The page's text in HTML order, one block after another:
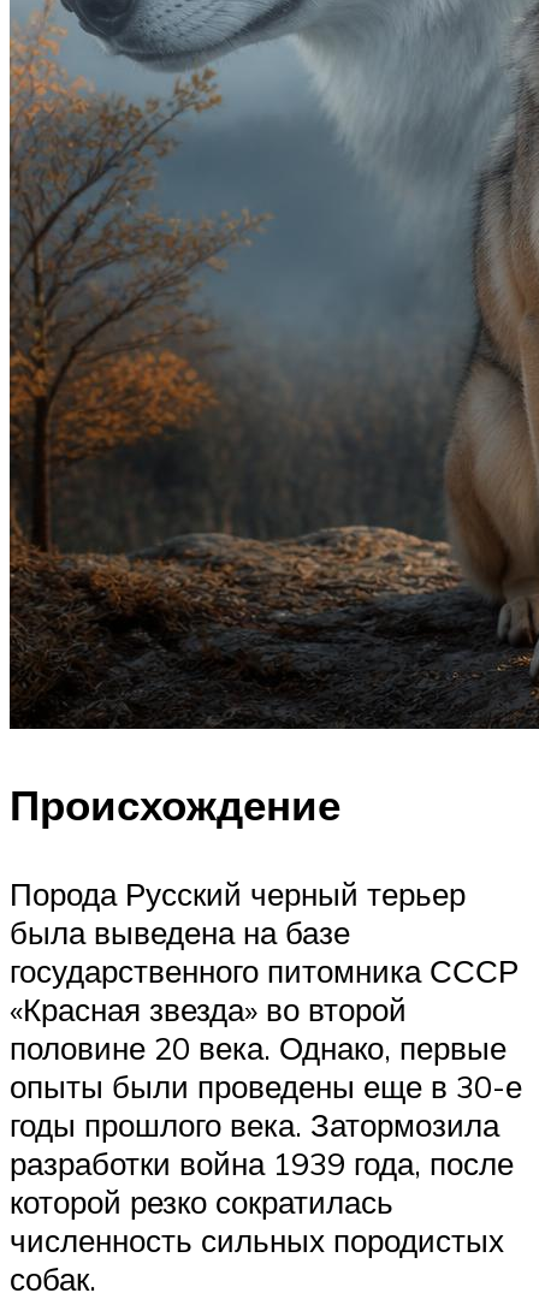
Происхождение
Порода Русский черный терьер
была выведена на базе
государственного питомника СССР
«Красная звезда» во второй
половине 20 века. Однако, первые
опыты были проведены еще в 30-е
годы прошлого века. Затормозила
разработки война 1939 года, после
которой резко сократилась
численность сильных породистых
собак.